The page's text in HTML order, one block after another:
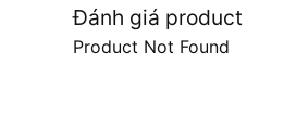
Đánh giá product
Product Not Found